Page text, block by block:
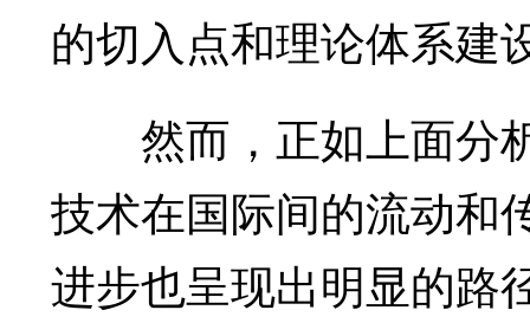
的切入点和理论体系建
然而，正如上面分
技术在国际间的流动和
进步也呈现出明显的路